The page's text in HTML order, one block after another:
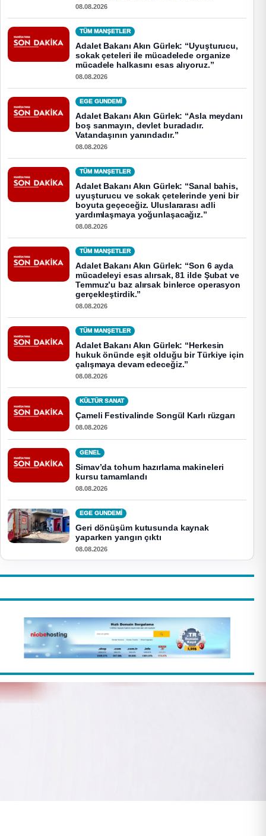
08.08.2026
TÜM MANŞETLER
Adalet Bakanı Akın Gürlek: “Uyuşturucu,
sokak çeteleri ile mücadelede organize
mücadele halkasını esas alıyoruz.”
08.08.2026
EGE GUNDEMİ
Adalet Bakanı Akın Gürlek: “Asla meydanı
boş sanmayın, devlet buradadır.
Vatandaşının yanındadır.”
08.08.2026
TÜM MANŞETLER
Adalet Bakanı Akın Gürlek: “Sanal bahis,
uyuşturucu ve sokak çetelerinde yeni bir
boyuta geçeceğiz. Uluslararası adli
yardımlaşmaya yoğunlaşacağız.”
08.08.2026
TÜM MANŞETLER
Adalet Bakanı Akın Gürlek: “Son 6 ayda
mücadeleyi esas alırsak, 81 ilde Şubat ve
Temmuz’u baz alırsak binlerce operasyon
gerçekleştirdik.”
08.08.2026
TÜM MANŞETLER
Adalet Bakanı Akın Gürlek: “Herkesin
hukuk önünde eşit olduğu bir Türkiye için
çalışmaya devam edeceğiz.”
08.08.2026
KÜLTÜR SANAT
Çameli Festivalinde Songül Karlı rüzgarı
08.08.2026
GENEL
Simav’da tohum hazırlama makineleri
kursu tamamlandı
08.08.2026
EGE GUNDEMİ
Geri dönüşüm kutusunda kaynak
yaparken yangın çıktı
08.08.2026